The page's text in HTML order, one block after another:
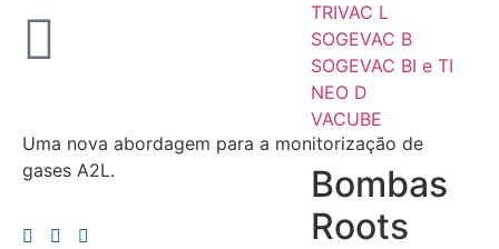
TRIVAC L
SOGEVAC B
SOGEVAC BI e TI
NEO D
VACUBE
Bombas
Roots
Uma nova abordagem para a monitorização de
gases A2L.